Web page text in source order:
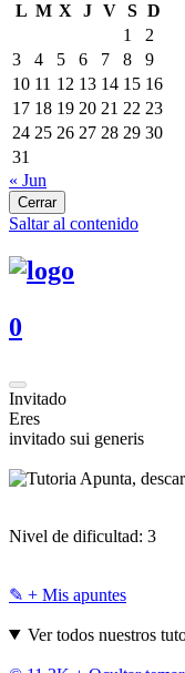
L M X J V S D
1
2
3
4 5 6 7 8
9
10 11 12 13 14 15 16
17 18 19 20 21 22 23
24 25 26 27 28 29 30
31
« Jun
Cerrar
Saltar al contenido
0
Invitado
Eres
invitado sui generis
Apunta,
Nivel de dificultad: 3
✎ + Mis apuntes
Ver todos nuestros